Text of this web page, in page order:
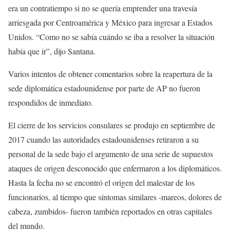
era un contratiempo si no se quería emprender una travesía
arriesgada por Centroamérica y México para ingresar a Estados
Unidos. “Como no se sabía cuándo se iba a resolver la situación
había que ir”, dijo Santana.
Varios intentos de obtener comentarios sobre la reapertura de la
sede diplomática estadounidense por parte de AP no fueron
respondidos de inmediato.
El cierre de los servicios consulares se produjo en septiembre de
2017 cuando las autoridades estadounidenses retiraron a su
personal de la sede bajo el argumento de una serie de supuestos
ataques de origen desconocido que enfermaron a los diplomáticos.
Hasta la fecha no se encontró el origen del malestar de los
funcionarios, al tiempo que síntomas similares -mareos, dolores de
cabeza, zumbidos- fueron también reportados en otras capitales
del mundo.